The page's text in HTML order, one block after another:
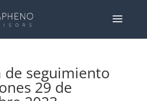
de seguimiento
29 de